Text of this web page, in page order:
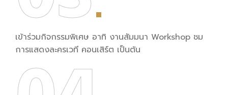
เข้าร่วมกิจกรรมพิเศษ อาทิ งานสัมมนา Workshop ชม
การแสดงละครเวที คอนเสิร์ต เป็นต้น